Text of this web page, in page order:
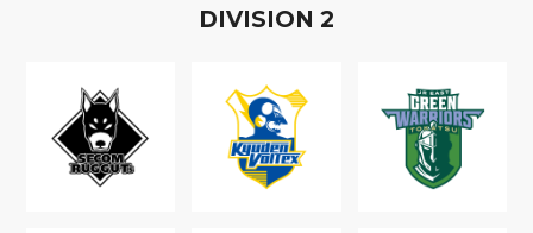
DIVISION 2